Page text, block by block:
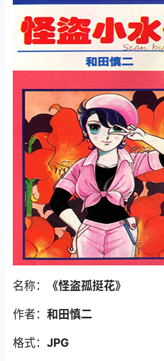
名称： 《怪盗孤挺花》
作者： 和田慎二
格式： JPG